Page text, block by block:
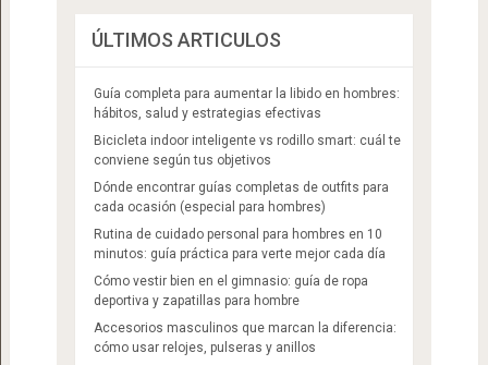
ÚLTIMOS ARTICULOS
Guía completa para aumentar la libido en hombres:
hábitos, salud y estrategias efectivas
Bicicleta indoor inteligente vs rodillo smart: cuál te
conviene según tus objetivos
Dónde encontrar guías completas de outfits para
cada ocasión (especial para hombres)
Rutina de cuidado personal para hombres en 10
minutos: guía práctica para verte mejor cada día
Cómo vestir bien en el gimnasio: guía de ropa
deportiva y zapatillas para hombre
Accesorios masculinos que marcan la diferencia:
cómo usar relojes, pulseras y anillos